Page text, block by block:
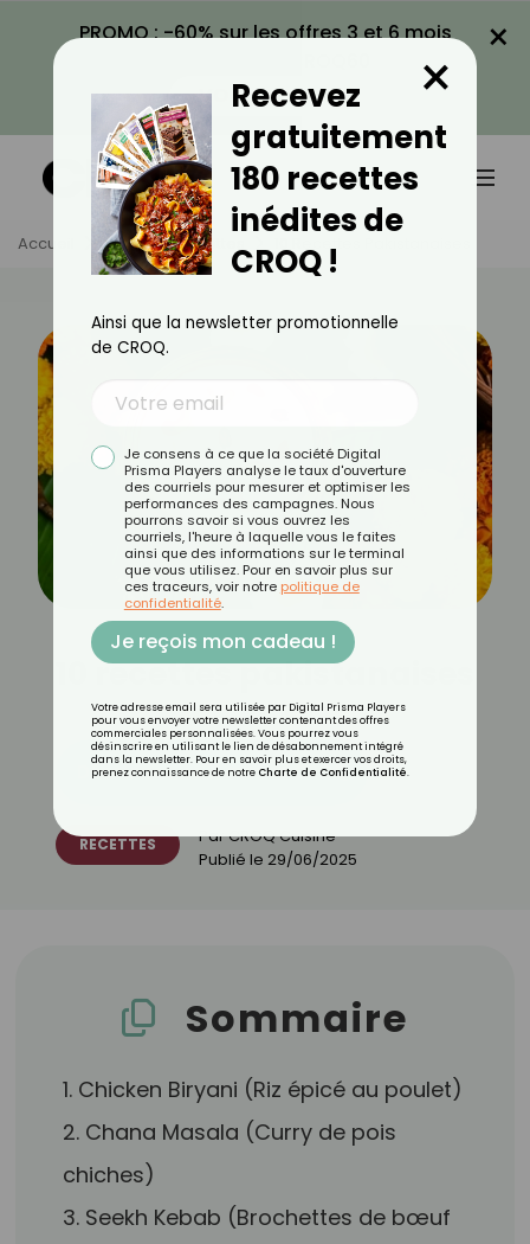
PROMO : -60% sur les offres 3 et 6 mois
VOIR LA PROMO
×
Accueil Actus Recettes 10 Recettes Pakistanaises
10 recettes pakistanaises
Découvrez les 11 menus CROQ
RECETTES ParCROQ Cuisine
Publié le 29/06/2025
Sommaire
1. Chicken Biryani (Riz épicé au poulet)
2. Chana Masala (Curry de pois
chiches)
3. Seekh Kebab (Brochettes de bœuf
Recevez
gratuitement
180 recettes
inédites de
CROQ !
×
Ainsi que la newsletter promotionnelle
de CROQ.
Je consens à ce que la société Digital
Prisma Players analyse le taux d'ouverture
des courriels pour mesurer et optimiser les
performances des campagnes. Nous
pourrons savoir si vous ouvrez les
courriels, l'heure à laquelle vous le faites
ainsi que des informations sur le terminal
que vous utilisez. Pour en savoir plus sur
ces traceurs, voir notre politique de
confidentialité.
Je reçois mon cadeau !
Votre adresse email sera utilisée par Digital Prisma Players
pour vous envoyer votre newsletter contenant des offres
commerciales personnalisées. Vous pourrez vous
désinscrire en utilisant le lien de désabonnement intégré
dans la newsletter. Pour en savoir plus et exercer vos droits,
prenez connaissance de notre Charte de Confidentialité.